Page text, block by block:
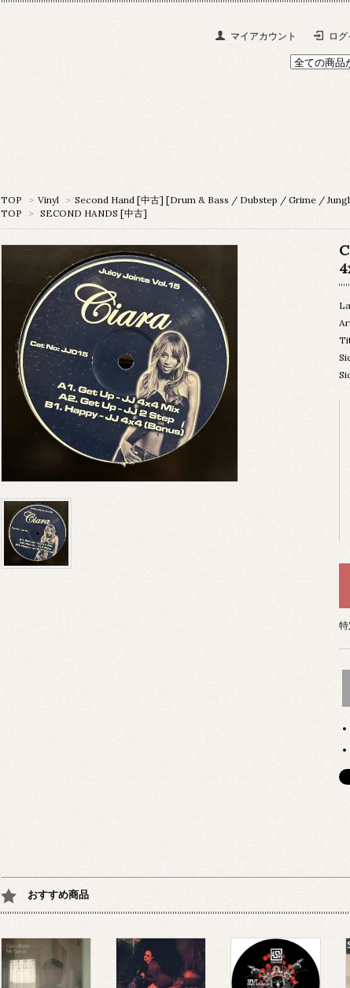
マイアカウント ロ
TOP > Vinyl > Second Hand [中古] [Drum & Bass / Dubstep / Grime /
TOP
> SECOND HANDS [中古]
おすすめ商品